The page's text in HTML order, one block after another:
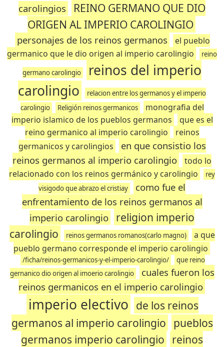
carolingios
REINO GERMANO QUE DIO
ORIGEN AL IMPERIO CAROLINGIO
personajes de los reinos germanos
el pueblo
germanico que le dio origen al imperio carolingio
reino
germano carolingio
reinos del imperio
carolingio
relacion entre los germanos y el imperio
carolingio
Religión reinos germanicos
monografia del
imperio islamico de los pueblos germanos
que es el
reino germanico al imperio carolingio
reinos
germanicos y carolingios
en que consistio los
reinos germanos al imperio carolingio
todo lo
relacionado con los reinos germánico y carolingio
rey
visigodo que abrazo el cristiay
como fue el
enfrentamiento de los reinos germanos al
imperio carolingio
religion imperio
carolingio
reinos germanos romanos(carlo magno)
a que
pueblo germano corresponde el imperio carolingio
/ficha/reinos-germanicos-y-el-imperio-carolingio/
que reino
gernanico dio origen al imoerio carolingio
cuales fueron los
reinos germanicos en el imperio carolingio
imperio electivo de los reinos
germanos al imperio carolingio pueblos
germanos imperio carolingio reinos